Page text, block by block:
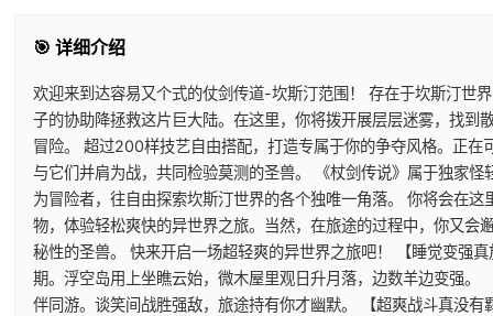
🎯 详细介绍
欢迎来到达容易又个式的仗剑传道-坎斯汀范围！ 存在于坎斯汀世
子的协助降拯救这片巨大陆。在这里，你将拨开展层层迷雾，找到
冒险。 超过200样技艺自由搭配，打造专属于你的争夺风格。正在
与它们并肩为战，共同检验莫测的圣兽。 《杖剑传说》属于独家
为冒险者，往自由探索坎斯汀世界的各个独唯一角落。 你将会在
物，体验轻松爽快的异世界之旅。当然，在旅途的过程中，你又会
秘性的圣兽。 快来开启一场超轻爽的异世界之旅吧！ 【睡觉变强
期。浮空岛用上坐瞧云始，微木屋里观日升月落，边数羊边变强。
伴同游。谈笑间战胜强敌，旅途持有你才幽默。 【超爽战斗真没